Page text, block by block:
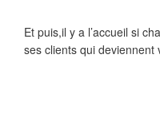
Et puis,il y a l’accueil si
ses clients qui